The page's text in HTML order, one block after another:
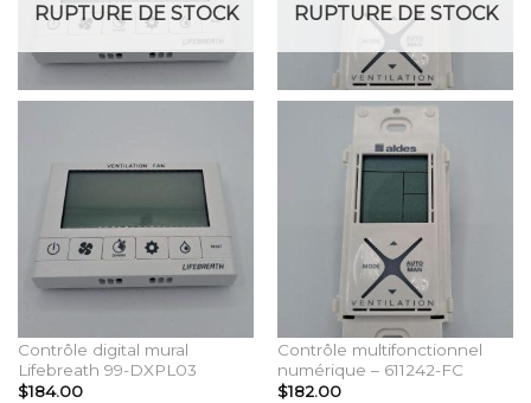
RUPTURE DE STOCK
Contrôle digital mural
Lifebreath 99-DXPL03
$184.00
RUPTURE DE STOCK
Contrôle multifonctionnel
numérique – 611242-FC
$182.00